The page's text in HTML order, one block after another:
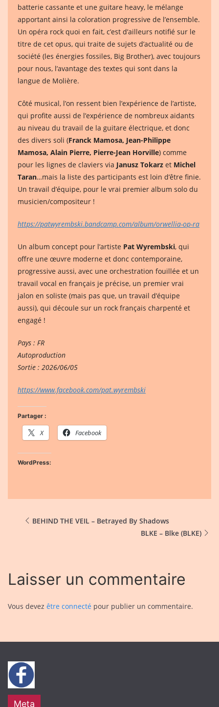
batterie cassante et une guitare heavy, le mélange
apportant ainsi la coloration progressive de l’ensemble.
Un opéra rock quoi en fait, c’est d’ailleurs notifié sur le
titre de cet opus, qui traite de sujets d’actualité ou de
société (les énergies fossiles, Big Brother), avec toujours
pour nous, l’avantage des textes qui sont dans la
langue de Molière.
Côté musical, l’on ressent bien l’expérience de l’artiste,
qui profite aussi de l’expérience de nombreux aidants
au niveau du travail de la guitare électrique, et donc
des divers soli (Franck Mamosa, Jean-Philippe
Mamosa, Alain Pierre, Pierre-Jean Horville) comme
pour les lignes de claviers via Janusz Tokarz et Michel
Taran…mais la liste des participants est loin d’être finie.
Un travail d’équipe, pour le vrai premier album solo du
musicien/compositeur !
https://patwyrembski.bandcamp.com/album/orwellia-op-ra
Un album concept pour l’artiste Pat Wyrembski, qui
offre une œuvre moderne et donc contemporaine,
progressive aussi, avec une orchestration fouillée et un
travail vocal en français je précise, un premier vrai
jalon en soliste (mais pas que, un travail d’équipe
aussi), qui découle sur un rock français charpenté et
engagé !
Pays : FR
Autoproduction
Sortie : 2026/06/05
https://www.facebook.com/pat.wyrembski
Partager :
X Facebook
WordPress:
BEHIND THE VEIL – Betrayed By Shadows
BLKE – Blke (BLKE)
Laisser un commentaire
Vous devez être connecté pour publier un commentaire.
Meta